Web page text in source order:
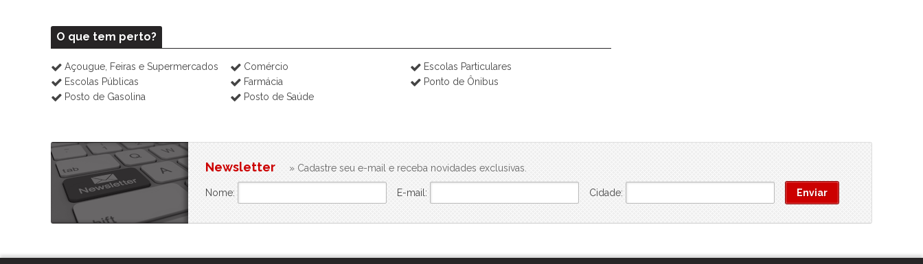
O que tem perto?
Açougue, Feiras e Supermercados Comércio
Escolas Particulares
Escolas Públicas
Farmácia
Ponto de Ônibus
Posto de Gasolina
Posto de Saúde
Newsletter » Cadastre seu e-mail e receba novidades exclusivas.
Nome: E-mail: Cidade: